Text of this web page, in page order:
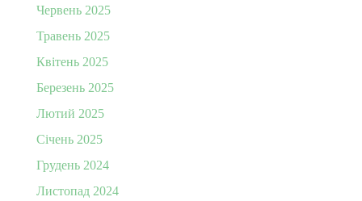
Червень 2025
Травень 2025
Квітень 2025
Березень 2025
Лютий 2025
Січень 2025
Грудень 2024
Листопад 2024